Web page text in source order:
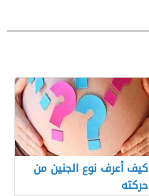
كيف أعرف نوع الجنين من
حركته